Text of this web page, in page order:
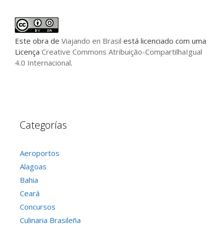
Este obra de Viajando en Brasil está licenciado com uma
Licença Creative Commons Atribuição-CompartilhaIgual
4.0 Internacional.
Categorías
Aeroportos
Alagoas
Bahia
Ceará
Concursos
Culinaria Brasileña